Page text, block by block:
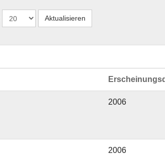
2006
2006